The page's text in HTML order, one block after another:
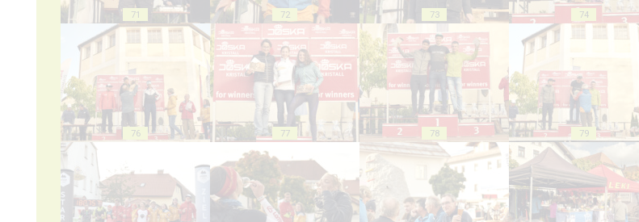
71 72 73 74
76 77 78 79